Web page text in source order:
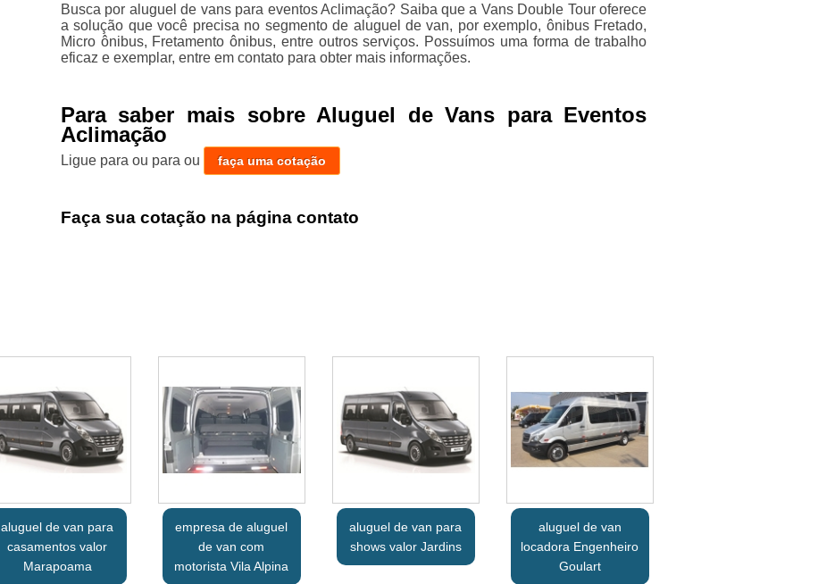
Busca por aluguel de vans para eventos Aclimação? Saiba que a Vans Double Tour oferece
a solução que você precisa no segmento de aluguel de van, por exemplo, ônibus Fretado,
Micro ônibus, Fretamento ônibus, entre outros serviços. Possuímos uma forma de trabalho
eficaz e exemplar, entre em contato para obter mais informações.
Para saber mais sobre Aluguel de Vans para Eventos
Aclimação
Ligue para ou para ou faça uma cotação
Faça sua cotação
aluguel de van para
casamentos valor
Marapoama
empresa de aluguel
de van com
motorista Vila Alpina
aluguel de van para
shows valor Jardins
aluguel de van
locadora Engenheiro
Goulart